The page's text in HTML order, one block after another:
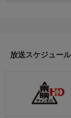
た、飛び道具とし
放送スケジュー